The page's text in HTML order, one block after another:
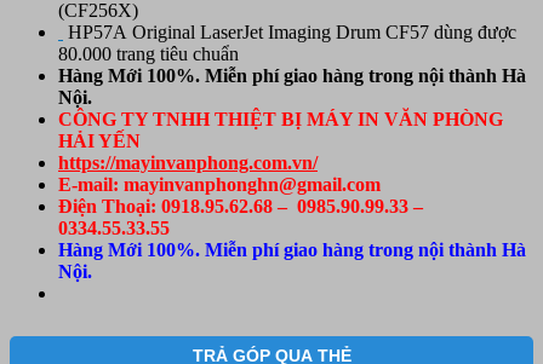
(CF256X)
HP57A Original LaserJet Imaging Drum CF57 dùng được
80.000 trang tiêu chuẩn
Hàng Mới 100%. Miễn phí giao hàng trong nội thành Hà
Nội.
CÔNG TY TNHH THIỆT BỊ MÁY IN VĂN PHÒNG
HẢI YẾN
https://mayinvanphong.com.vn/
E-mail: mayinvanphonghn@gmail.com
Điện Thoại: 0918.95.62.68 – 0985.90.99.33 –
0334.55.33.55
Hàng Mới 100%. Miễn phí giao hàng trong nội thành Hà
Nội.
TRẢ GÓP QUA THẺ